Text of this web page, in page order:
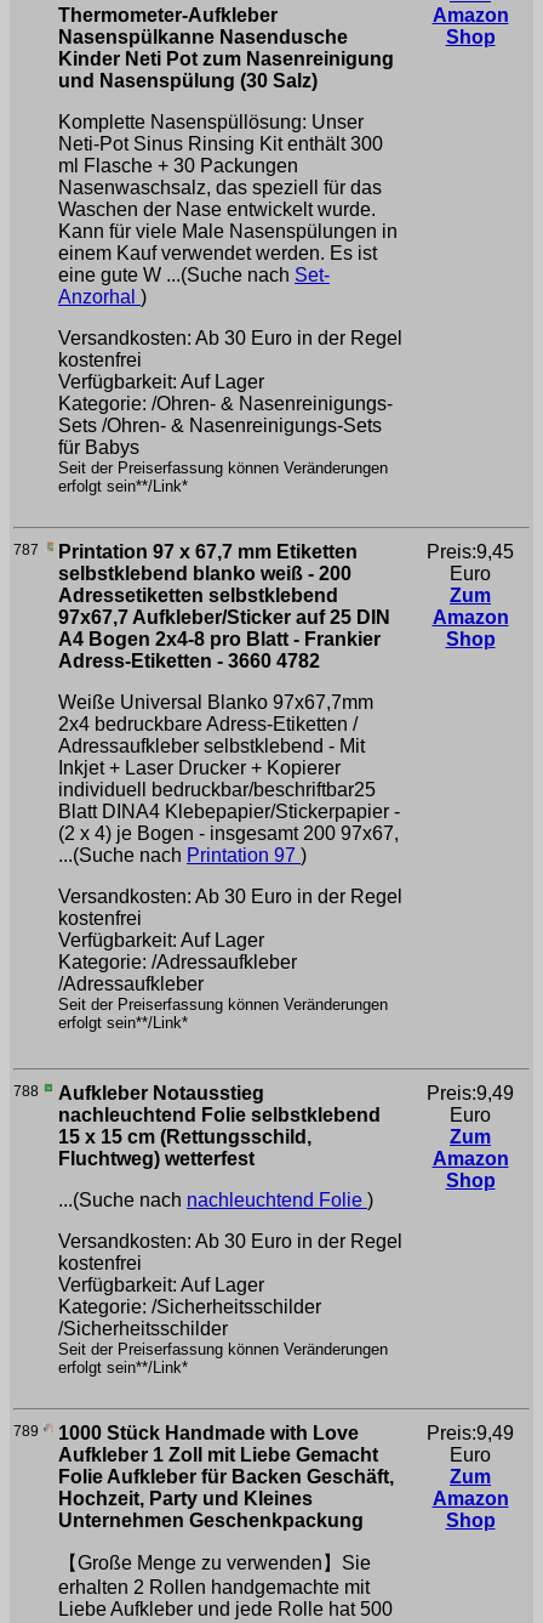
Thermometer-Aufkleber
Nasenspülkanne Nasendusche
Kinder Neti Pot zum Nasenreinigung
und Nasenspülung (30 Salz)
Komplette Nasenspüllösung: Unser
Neti-Pot Sinus Rinsing Kit enthält 300
ml Flasche + 30 Packungen
Nasenwaschsalz, das speziell für das
Waschen der Nase entwickelt wurde.
Kann für viele Male Nasenspülungen in
einem Kauf verwendet werden. Es ist
eine gute W ...(Suche nach Set-
Anzorhal )
Versandkosten: Ab 30 Euro in der Regel
kostenfrei
Verfügbarkeit: Auf Lager
Kategorie: /Ohren- & Nasenreinigungs-
Sets /Ohren- & Nasenreinigungs-Sets
für Babys
Seit der Preiserfassung können Veränderungen
erfolgt sein**/Link*
Amazon
Shop
787
Printation 97 x 67,7 mm Etiketten
selbstklebend blanko weiß - 200
Adressetiketten selbstklebend
97x67,7 Aufkleber/Sticker auf 25 DIN
A4 Bogen 2x4-8 pro Blatt - Frankier
Adress-Etiketten - 3660 4782
Weiße Universal Blanko 97x67,7mm
2x4 bedruckbare Adress-Etiketten /
Adressaufkleber selbstklebend - Mit
Inkjet + Laser Drucker + Kopierer
individuell bedruckbar/beschriftbar25
Blatt DINA4 Klebepapier/Stickerpapier -
(2 x 4) je Bogen - insgesamt 200 97x67,
...(Suche nach Printation 97 )
Versandkosten: Ab 30 Euro in der Regel
kostenfrei
Verfügbarkeit: Auf Lager
Kategorie: /Adressaufkleber
/Adressaufkleber
Seit der Preiserfassung können Veränderungen
erfolgt sein**/Link*
Preis:9,45
Euro
Zum
Amazon
Shop
788
Aufkleber Notausstieg
nachleuchtend Folie selbstklebend
15 x 15 cm (Rettungsschild,
Fluchtweg) wetterfest
...(Suche nach nachleuchtend Folie )
Versandkosten: Ab 30 Euro in der Regel
kostenfrei
Verfügbarkeit: Auf Lager
Kategorie: /Sicherheitsschilder
/Sicherheitsschilder
Seit der Preiserfassung können Veränderungen
erfolgt sein**/Link*
Preis:9,49
Euro
Zum
Amazon
Shop
789
1000 Stück Handmade with Love
Aufkleber 1 Zoll mit Liebe Gemacht
Folie Aufkleber für Backen Geschäft,
Hochzeit, Party und Kleines
Unternehmen Geschenkpackung
【Große Menge zu verwenden】Sie
erhalten 2 Rollen handgemachte mit
Liebe Aufkleber und jede Rolle hat 500
Preis:9,49
Euro
Zum
Amazon
Shop